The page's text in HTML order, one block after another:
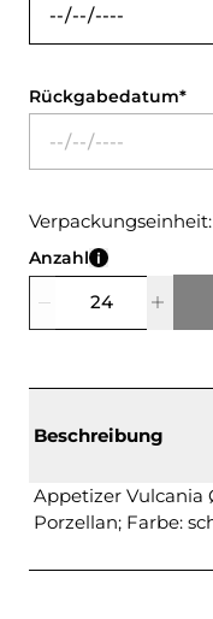
Rückgabedatum
Anzahl
Beschreibung
Appetizer Vulcania
Porzellan; Farbe: